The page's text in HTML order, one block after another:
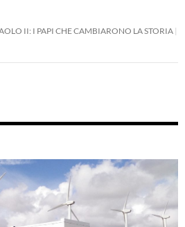
II: I PAPI CHE CAMBIARONO LA STORIA